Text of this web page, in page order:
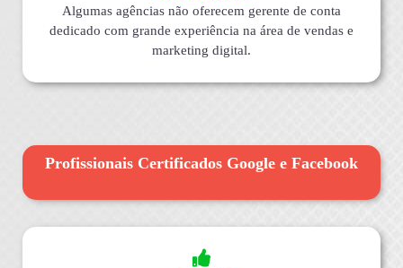
Algumas agências não oferecem gerente de conta
dedicado com grande experiência na área de vendas e
marketing digital.
Profissionais Certificados Google e Facebook